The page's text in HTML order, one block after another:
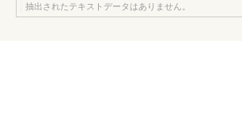
抽出されたテキストデータはありません。